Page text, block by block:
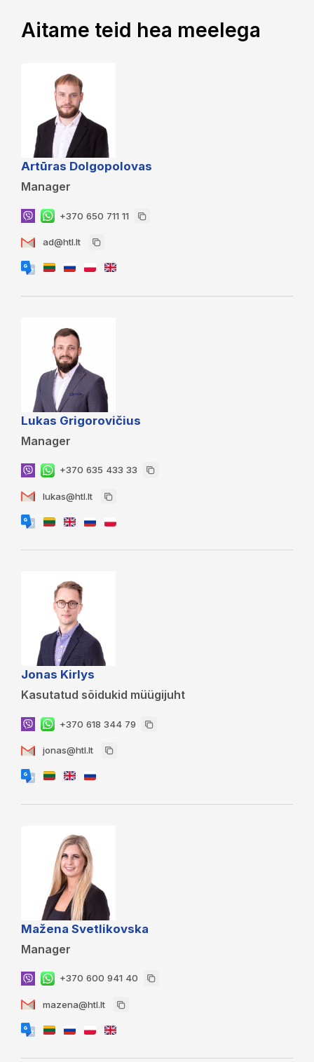
Aitame teid hea meelega
Artūras Dolgopolovas
Manager
+370 650 711 11
ad@htl.lt
Lukas Grigorovičius
Manager
+370 635 433 33
lukas@htl.lt
Jonas Kirlys
Kasutatud sõidukid müügijuht
+370 618 344 79
jonas@htl.lt
Mažena Svetlikovska
Manager
+370 600 941 40
mazena@htl.lt